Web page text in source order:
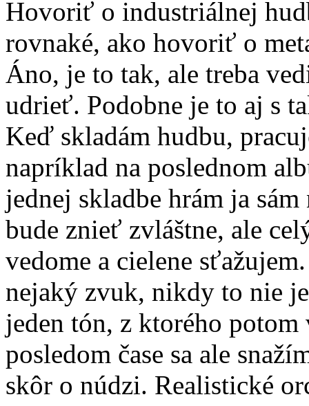
Hovoriť o industriálnej
rovnaké, ako hovoriť o
Áno, je to tak, ale treba
udrieť. Podobne je to aj s
Keď skladám hudbu,
napríklad na poslednom
jednej skladbe hrám ja
bude znieť zvláštne, ale
vedome a cielene
nejaký zvuk, nikdy to nie
jeden tón, z ktorého
posledom čase sa ale
skôr o núdzi. Realistické